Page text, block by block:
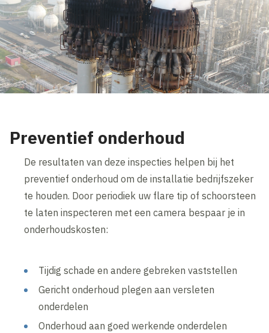
Preventief onderhoud
De resultaten van deze inspecties helpen bij het
preventief onderhoud om de installatie bedrijfszeker
te houden. Door periodiek uw flare tip of schoorsteen
te laten inspecteren met een camera bespaar je in
onderhoudskosten:
Tijdig schade en andere gebreken vaststellen
Gericht onderhoud plegen aan versleten
onderdelen
Onderhoud aan goed werkende onderdelen